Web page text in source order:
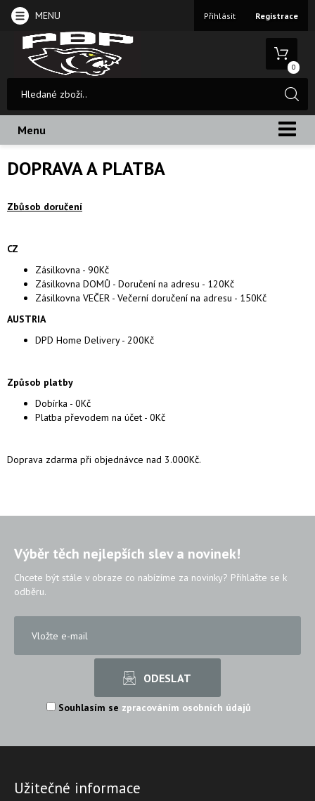
MENU Přihlásit Registrace
0
Menu
DOPRAVA A PLATBA
Zbůsob doručení
CZ
Zásilkovna - 90Kč
Zásilkovna DOMŮ - Doručení na adresu - 120Kč
Zásilkovna VEČER - Večerní doručení na adresu - 150Kč
AUSTRIA
DPD Home Delivery - 200Kč
Způsob platby
Dobírka - 0Kč
Platba převodem na účet - 0Kč
Doprava zdarma při objednávce nad 3.000Kč.
Výběr těch nejlepších slev a novinek!
Chcete být stále v obraze co nabízíme za novinky? Přihlašte se k
odběru.
Souhlasím se zpracováním osobních údajů
Užitečné informace